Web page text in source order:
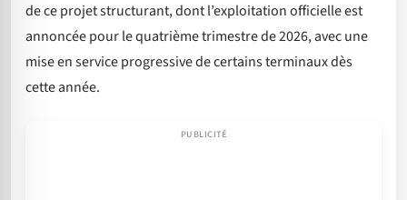
de ce projet structurant, dont l’exploitation officielle est
annoncée pour le quatrième trimestre de 2026, avec une
mise en service progressive de certains terminaux dès
cette année.